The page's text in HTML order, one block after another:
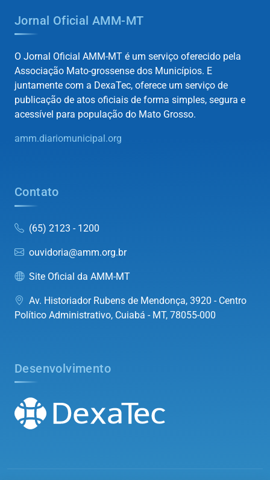
Jornal Oficial AMM-MT
O Jornal Oficial AMM-MT é um serviço oferecido pela
Associação Mato-grossense dos Municípios. E
juntamente com a DexaTec, oferece um serviço de
publicação de atos oficiais de forma simples, segura e
acessível para população do Mato Grosso.
amm.diariomunicipal.org
Contato
(65) 2123 - 1200
ouvidoria@amm.org.br
Site Oficial da AMM-MT
Av. Historiador Rubens de Mendonça, 3920 - Centro
Político Administrativo, Cuiabá - MT, 78055-000
Desenvolvimento